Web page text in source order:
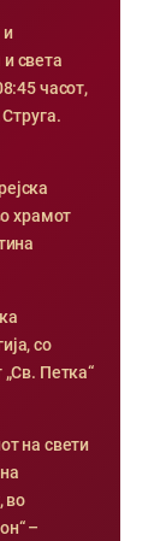
и
света
часот,
храмот
со
Петка“
на свети
во
–